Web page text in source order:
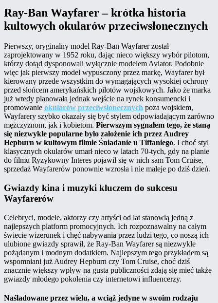
Ray-Ban Wayfarer – krótka historia
kultowych okularów przeciwsłonecznych
Pierwszy, oryginalny model Ray-Ban Wayfarer został
zaprojektowany w 1952 roku, dając nieco większy wybór pilotom,
którzy dotąd dysponowali wyłącznie modelem Aviator. Podobnie
więc jak pierwszy model wypusczony przez markę, Wayfarer był
kierowany przede wszystkim do wymagających wysokiej ochrony
przed słońcem amerykańskich pilotów wojskowych. Jako że marka
już wtedy planowała jednak wejście na rynek konsumencki i
promowanie okularów przeciwsłonecznych poza wojskiem,
Wayfarery szybko okazały się być stylem odpowiadającym zarówno
mężczyznom, jak i kobietom. Pierwszym sygnałem tego, że staną
się niezwykle popularne było założenie ich przez Audrey
Hepburn w kultowym filmie Śniadanie u Tiffaniego. I choć styl
klasycznych okularów umarł nieco w latach 70-tych, gdy na planie
do filmu Ryzykowny Interes pojawił się w nich sam Tom Cruise,
sprzedaż Wayfarerów ponownie wzrosła i nie maleje po dziś dzień.
Gwiazdy kina i muzyki kluczem do sukcesu
Wayfarerów
Celebryci, modele, aktorzy czy artyści od lat stanowią jedną z
najlepszych platform promocyjnych. Ich rozpoznawalny na całym
świecie wizerunek i chęć nabywania przez ludzi tego, co noszą ich
ulubione gwiazdy sprawił, że Ray-Ban Wayfarer są niezwykle
pożądanym i modnym dodatkiem. Najlepszym tego przykładem są
wspomniani już Audrey Hepburn czy Tom Cruise, choć dziś
znacznie większy wpływ na gusta publiczności zdają się mieć także
gwiazdy młodego pokolenia czy internetowi influencerzy.
Naśladowane przez wielu, a wciąż jedyne w swoim rodzaju